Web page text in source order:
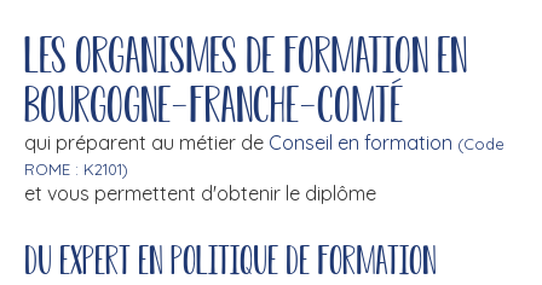
Les organismes de formation en
Bourgogne-Franche-Comté
qui préparent au métier de Conseil en formation (Code
ROME : K2101)
et vous permettent d'obtenir le diplôme
DU Expert en politique de formation